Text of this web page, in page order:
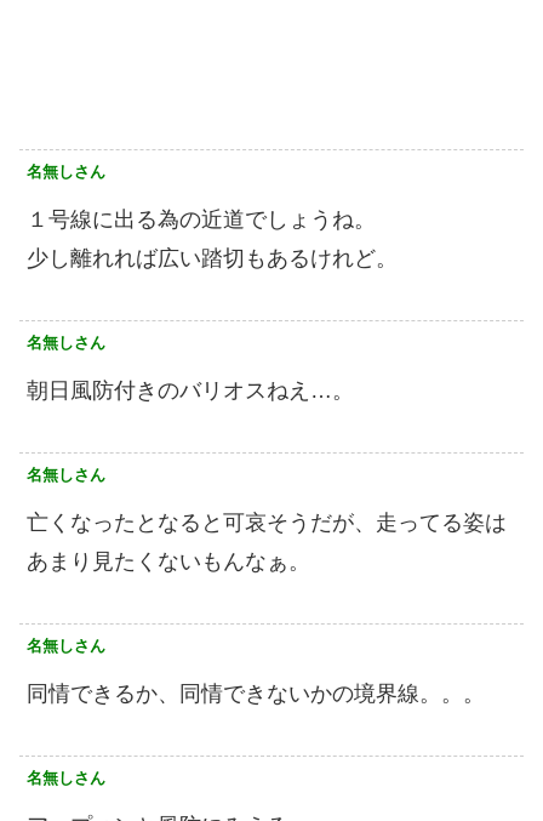
名無しさん
１号線に出る為の近道でしょうね。
少し離れれば広い踏切もあるけれど。
名無しさん
朝日風防付きのバリオスねえ…。
名無しさん
亡くなったとなると可哀そうだが、走ってる姿は
あまり見たくないもんなぁ。
名無しさん
同情できるか、同情できないかの境界線。。。
名無しさん